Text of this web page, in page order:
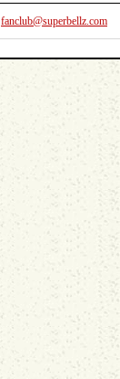
fanclub@superbellz.com